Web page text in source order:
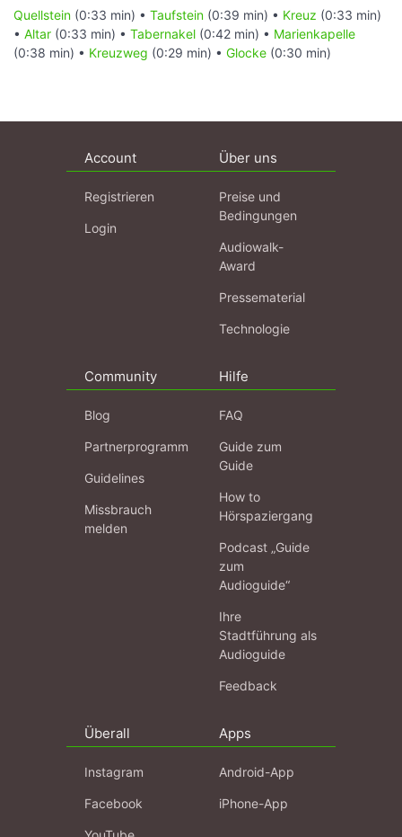
Quellstein (0:33 min) • Taufstein (0:39 min) • Kreuz (0:33 min)
• Altar (0:33 min) • Tabernakel (0:42 min) • Marienkapelle
(0:38 min) • Kreuzweg (0:29 min) • Glocke (0:30 min)
Account
Registrieren
Login
Über uns
Preise und
Bedingungen
Audiowalk-
Award
Pressematerial
Technologie
Community
Blog
Partnerprogramm
Guidelines
Missbrauch
melden
Hilfe
FAQ
Guide zum
Guide
How to
Hörspaziergang
Podcast „Guide
zum
Audioguide“
Ihre
Stadtführung als
Audioguide
Feedback
Überall
Instagram
Facebook
Apps
Android-App
iPhone-App